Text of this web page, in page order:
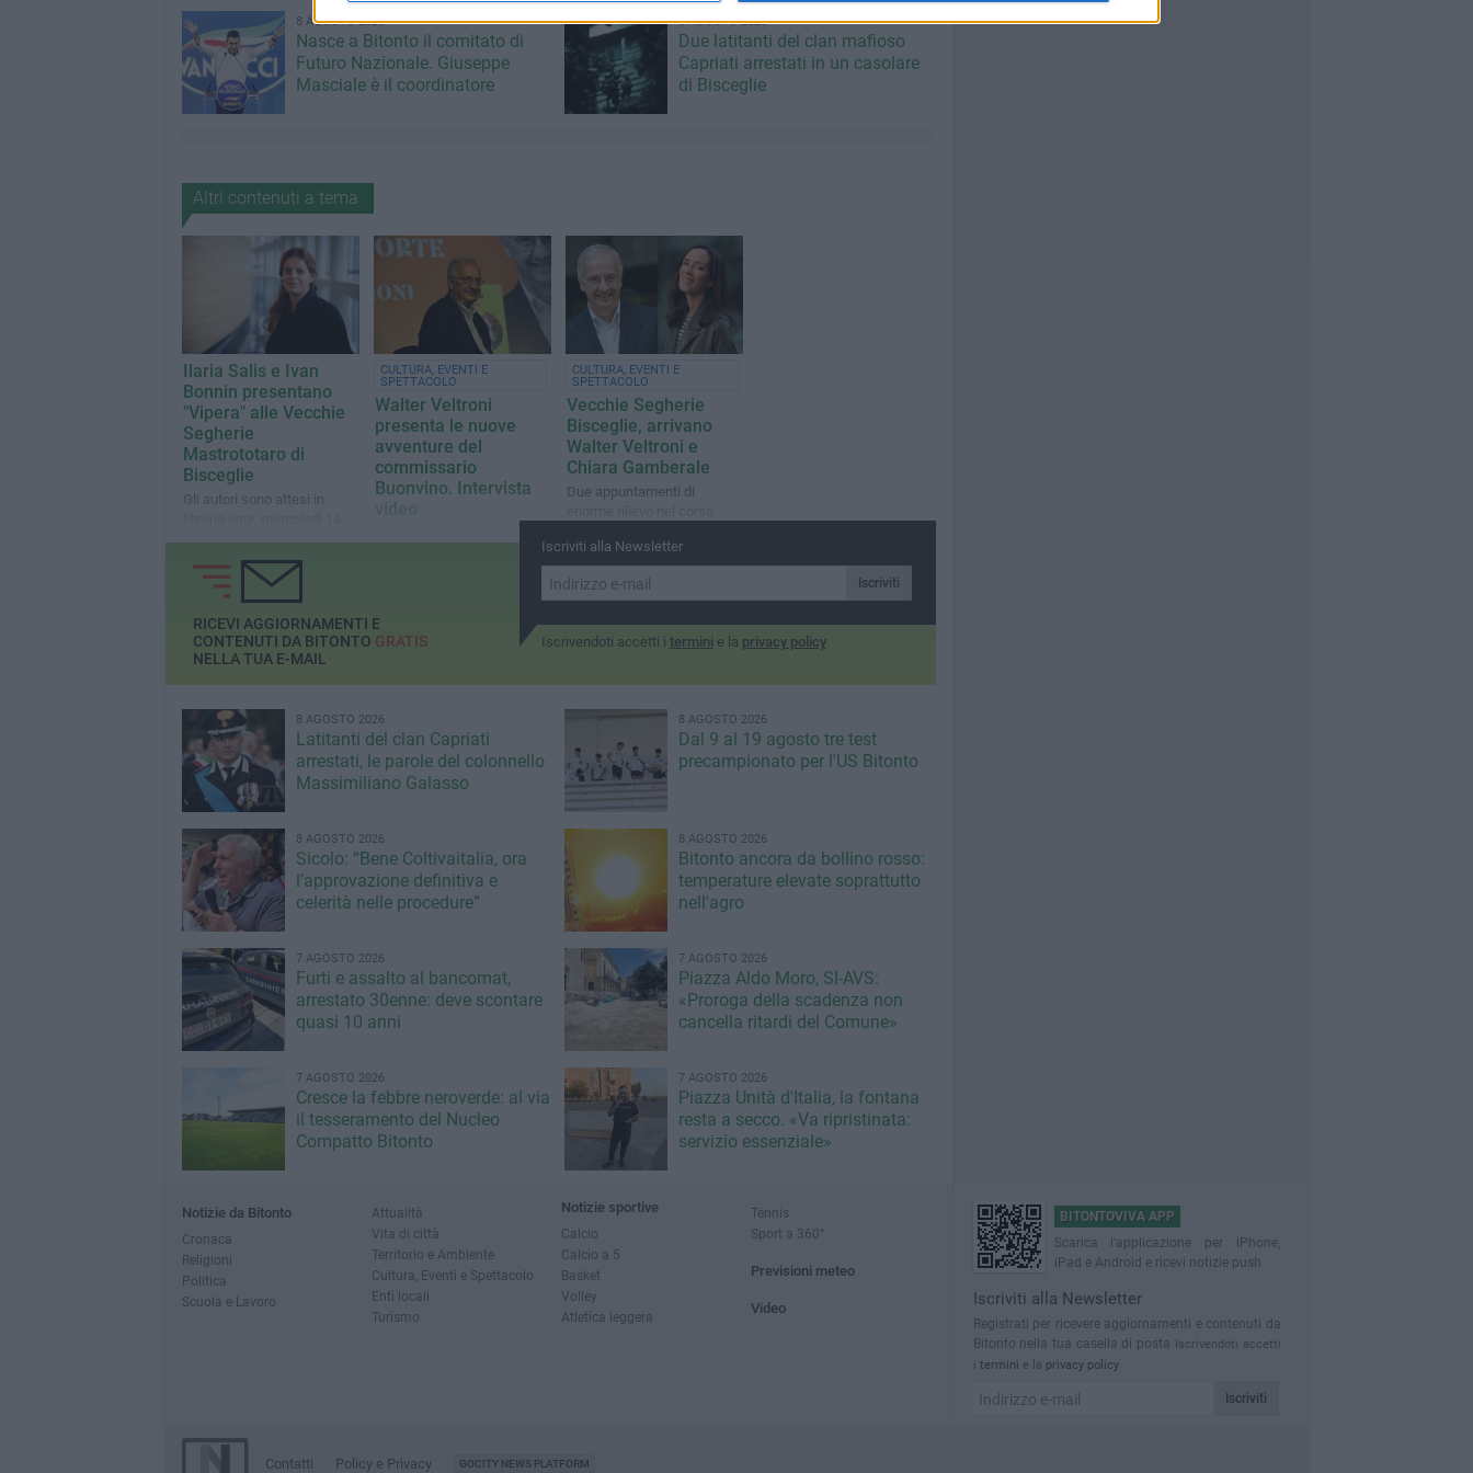
8 AGOSTO 2026
Nasce a Bitonto il comitato di
Futuro Nazionale. Giuseppe
Masciale è il coordinatore
8 AGOSTO 2026
Due latitanti del clan mafioso
Capriati arrestati in un casolare
di Bisceglie
Altri contenuti a tema
Ilaria Salis e Ivan
Bonnin presentano
"Vipera" alle Vecchie
Segherie
Mastrototaro di
Bisceglie
Gli autori sono attesi in
maggio
CULTURA, EVENTI E
SPETTACOLO
Walter Veltroni
presenta le nuove
avventure del
commissario
Buonvino. Intervista
video
Vecchie Segherie
Mastrototaro
CULTURA, EVENTI E
SPETTACOLO
Vecchie Segherie
Bisceglie, arrivano
Walter Veltroni e
Chiara Gamberale
Due appuntamenti di
Iscriviti alla Newsletter
Iscriviti
Iscrivendoti accetti i termini e la privacy policy
RICEVI AGGIORNAMENTI E
CONTENUTI DA BITONTO GRATIS
NELLA TUA E-MAIL
8 AGOSTO 2026
Latitanti del clan Capriati
arrestati, le parole del colonnello
Massimiliano Galasso
8 AGOSTO 2026
Dal 9 al 19 agosto tre test
precampionato per l'US Bitonto
8 AGOSTO 2026
Sicolo: “Bene Coltivaitalia, ora
l’approvazione definitiva e
celerità nelle procedure”
8 AGOSTO 2026
Bitonto ancora da bollino rosso:
temperature elevate soprattutto
nell'agro
7 AGOSTO 2026
Furti e assalto al bancomat,
arrestato 30enne: deve scontare
quasi 10 anni
7 AGOSTO 2026
Piazza Aldo Moro, SI-AVS:
«Proroga della scadenza non
cancella ritardi del Comune»
7 AGOSTO 2026
Cresce la febbre neroverde: al via
il tesseramento del Nucleo
Compatto Bitonto
7 AGOSTO 2026
Piazza Unità d'Italia, la fontana
resta a secco. «Va ripristinata:
servizio essenziale»
Notizie da Bitonto
Cronaca
Religioni
Politica
Scuola e Lavoro
Attualità
Vita di città
Territorio e Ambiente
Cultura, Eventi e Spettacolo
Enti locali
Turismo
Notizie sportive
Calcio
Calcio a 5
Basket
Volley
Atletica leggera
Tennis
Sport a 360°
Previsioni meteo
Video
BITONTOVIVA APP
Scarica l'applicazione per iPhone,
iPad e Android e ricevi notizie push
Iscriviti alla Newsletter
Registrati per ricevere aggiornamenti e contenuti da
Bitonto nella tua casella di posta Iscrivendoti accetti
i termini e la privacy policy
Iscriviti
Contatti Policy e Privacy GOCITY NEWS PLATFORM